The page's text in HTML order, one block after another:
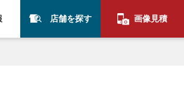
店舗を探す 画像見積